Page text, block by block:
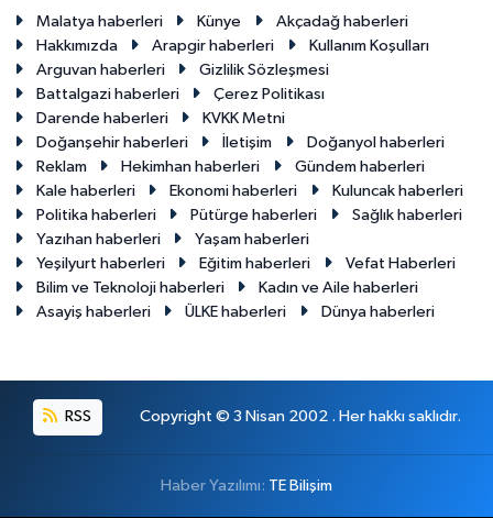
Malatya haberleri Künye
Akçadağ haberleri
Hakkımızda
Arapgir haberleri
Kullanım Koşulları
Arguvan haberleri
Gizlilik Sözleşmesi
Battalgazi haberleri
Çerez Politikası
Darende haberleri
KVKK Metni
Doğanşehir haberleri
İletişim
Doğanyol haberleri
Reklam
Hekimhan haberleri
Gündem haberleri
Kale haberleri
Ekonomi haberleri
Kuluncak haberleri
Politika haberleri
Pütürge haberleri
Sağlık haberleri
Yazıhan haberleri
Yaşam haberleri
Yeşilyurt haberleri
Eğitim haberleri
Vefat Haberleri
Bilim ve Teknoloji haberleri
Kadın ve Aile haberleri
Asayiş haberleri
ÜLKE haberleri Dünya haberleri
RSS Copyright © 3 Nisan 2002 . Her hakkı saklıdır.
Haber Yazılımı: TE Bilişim